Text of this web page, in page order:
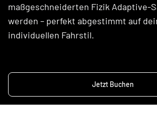
maßgeschneiderten Fizik Adaptive-
werden – perfekt abgestimmt auf
individuellen Fahrstil.
Jetzt Buchen